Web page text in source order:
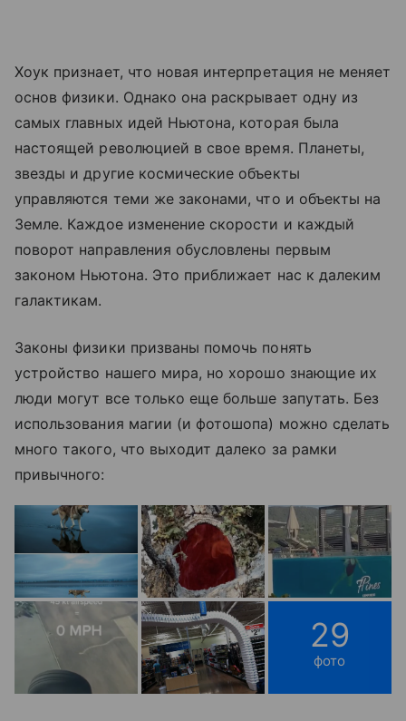
Хоук признает, что новая интерпретация не меняет
основ физики. Однако она раскрывает одну из
самых главных идей Ньютона, которая была
настоящей революцией в свое время. Планеты,
звезды и другие космические объекты
управляются теми же законами, что и объекты на
Земле. Каждое изменение скорости и каждый
поворот направления обусловлены первым
законом Ньютона. Это приближает нас к далеким
галактикам.
Законы физики призваны помочь понять
устройство нашего мира, но хорошо знающие их
люди могут все только еще больше запутать. Без
использования магии (и фотошопа) можно сделать
много такого, что выходит далеко за рамки
привычного:
29
фото